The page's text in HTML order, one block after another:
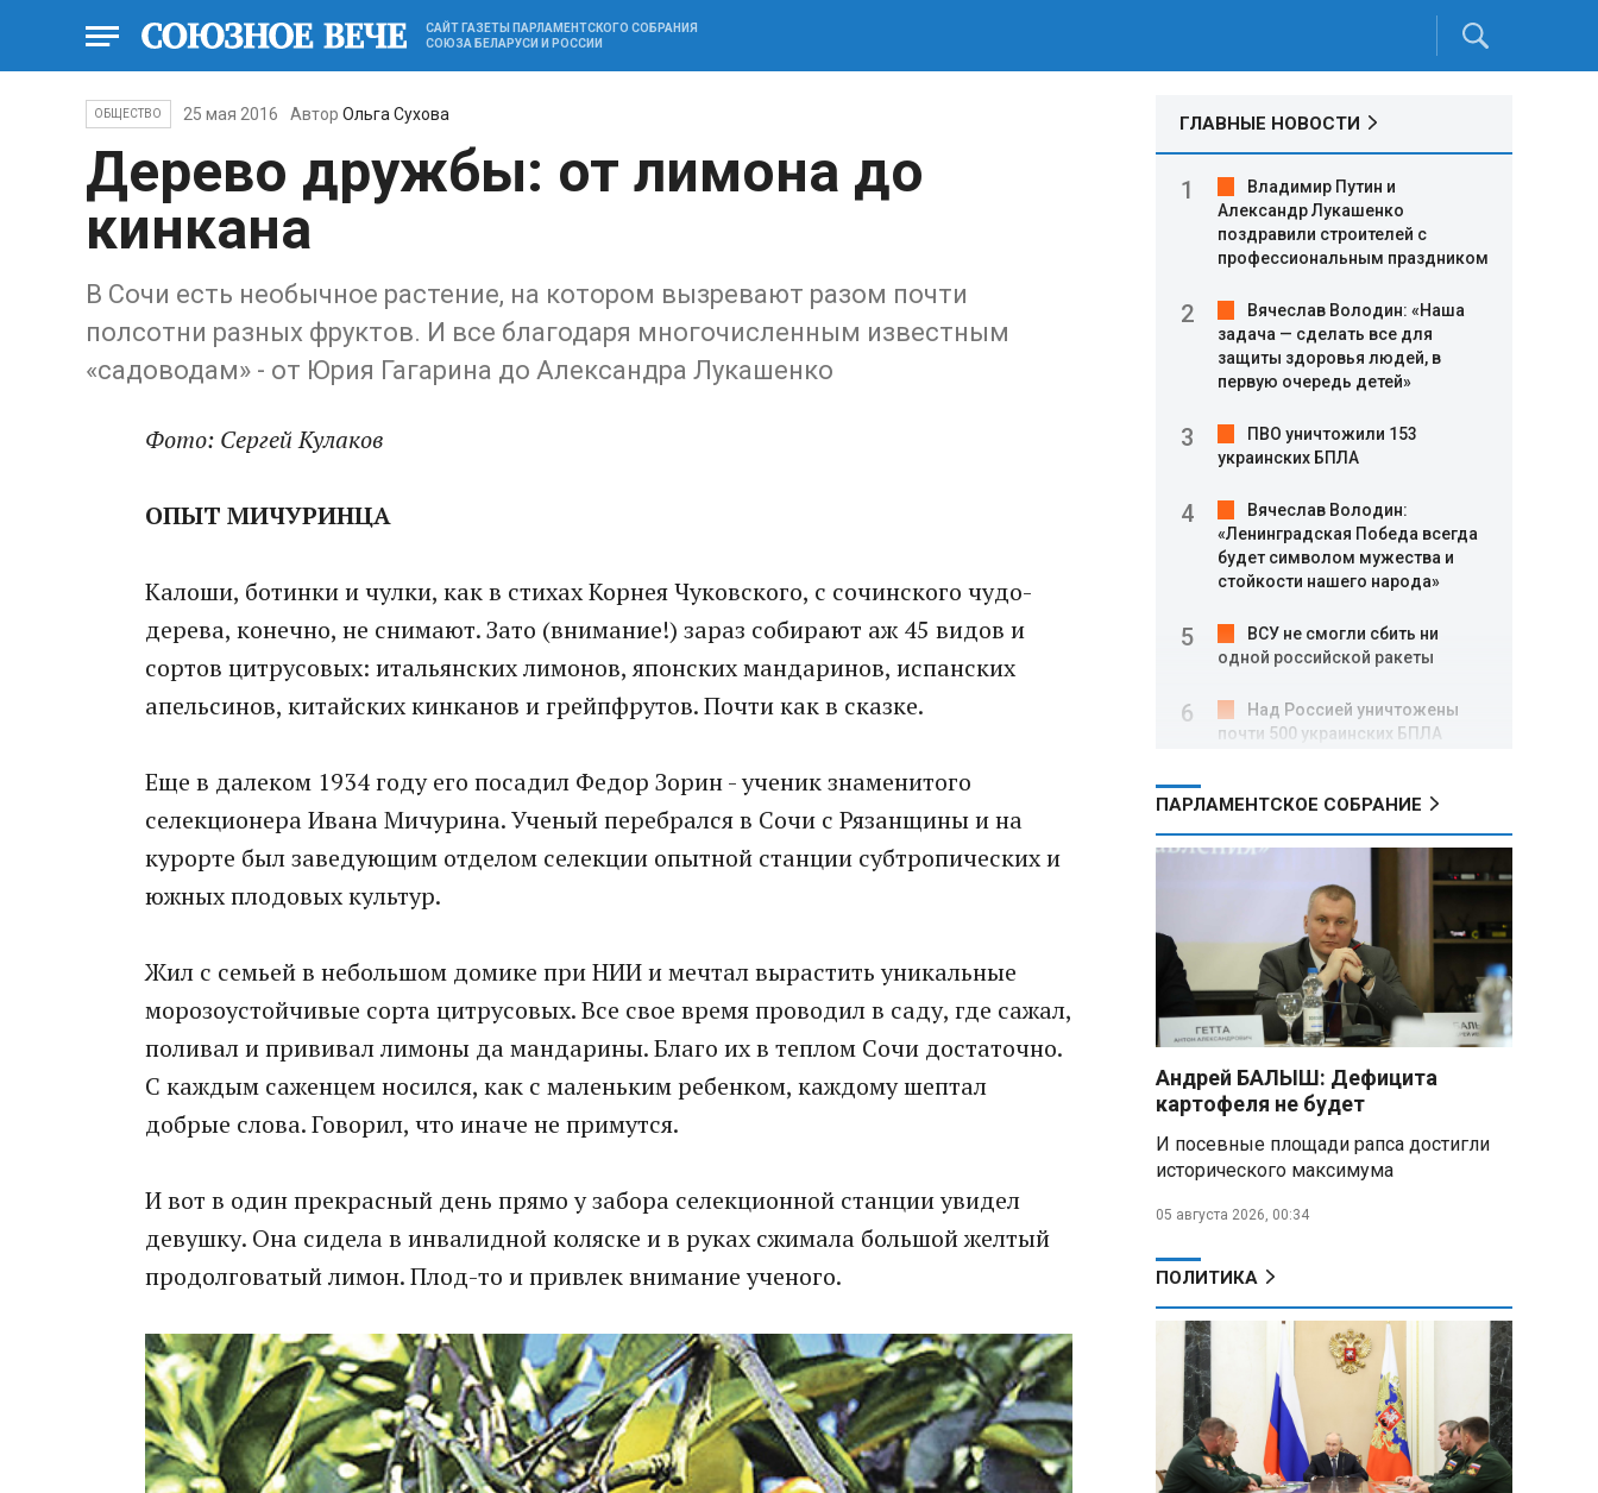
САЙТ ГАЗЕТЫ ПАРЛАМЕНТСКОГО СОБРАНИЯ
СОЮЗА БЕЛАРУСИ И РОССИИ
ОБЩЕСТВО 25 мая 2016 Автор Ольга Сухова
Дерево дружбы: от лимона до
кинкана
В Сочи есть необычное растение, на котором вызревают разом почти
полсотни разных фруктов. И все благодаря многочисленным известным
«садоводам» - от Юрия Гагарина до Александра Лукашенко
Фото: Сергей Кулаков
ОПЫТ МИЧУРИНЦА
Калоши, ботинки и чулки, как в стихах Корнея Чуковского, с сочинского чудо-
дерева, конечно, не снимают. Зато (внимание!) зараз собирают аж 45 видов и
сортов цитрусовых: итальянских лимонов, японских мандаринов, испанских
апельсинов, китайских кинканов и грейпфрутов. Почти как в сказке.
Еще в далеком 1934 году его посадил Федор Зорин - ученик знаменитого
селекционера Ивана Мичурина. Ученый перебрался в Сочи с Рязанщины и на
курорте был заведующим отделом селекции опытной станции субтропических и
южных плодовых культур.
Жил с семьей в небольшом домике при НИИ и мечтал вырастить уникальные
морозоустойчивые сорта цитрусовых. Все свое время проводил в саду, где сажал,
поливал и прививал лимоны да мандарины. Благо их в теплом Сочи достаточно.
С каждым саженцем носился, как с маленьким ребенком, каждому шептал
добрые слова. Говорил, что иначе не примутся.
И вот в один прекрасный день прямо у забора селекционной станции увидел
девушку. Она сидела в инвалидной коляске и в руках сжимала большой желтый
продолговатый лимон. Плод-то и привлек внимание ученого.
ГЛАВНЫЕ НОВОСТИ
Владимир Путин и
Александр Лукашенко
поздравили строителей с
профессиональным праздником
Вячеслав Володин: «Наша
задача — сделать все для
защиты здоровья людей, в
первую очередь детей»
ПВО уничтожили 153
украинских БПЛА
Вячеслав Володин:
«Ленинградская Победа всегда
будет символом мужества и
стойкости нашего народа»
ВСУ не смогли сбить ни
одной российской ракеты
Над Россией уничтожены
почти 500 украинских БПЛА
заработали нормы,
направленные на стабилизацию
на топливном рынке, и новые
меры поддержки участников
Александр Лукашенко о
торговых сетях: Почему к
сельчанам вышли только
единицы?
Премьер Литвы призвал не
пугать людей угрозой со
Александр Лукашенко
изготовленный по стандартам
В Белгородской области при
новых атаках ВСУ пострадали
еще четыре человека
Александр Лукашенко о
работе Белкоопсоюза: «Если это
так, это жуть»
ПАРЛАМЕНТСКОЕ СОБРАНИЕ
Андрей БАЛЫШ: Дефицита
картофеля не будет
И посевные площади рапса достигли
исторического максимума
05 августа 2026, 00:34
ПОЛИТИКА